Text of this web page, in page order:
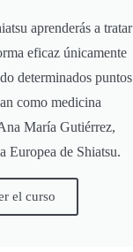
aprenderás a tratar
eficaz únicamente
determinados puntos
como medicina
María Gutiérrez,
Europea de Shiatsu.
el curso